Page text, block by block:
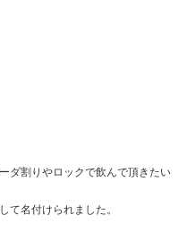
ダ割りやロックで飲んで頂きたい
て名付けられました。